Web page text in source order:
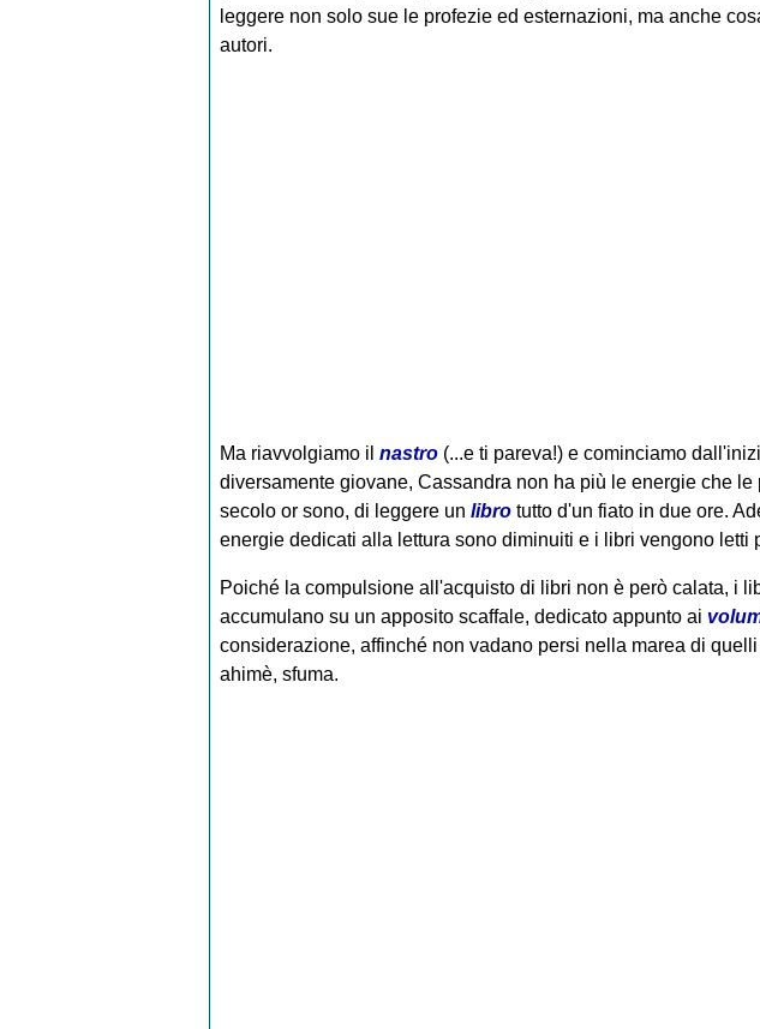
leggere non solo sue le profezie ed esternazioni, ma anche
autori.
Ma riavvolgiamo il nastro(...e ti pareva!) e cominciamo
diversamente giovane, Cassandra non ha più le energie che le
secolo or sono, di leggere un librotutto d'un fiato in due ore.
energie dedicati alla lettura sono diminuiti e i libri vengono letti
Poiché la compulsione all'acquisto di libri non è però calata, i
accumulano su un apposito scaffale, dedicato appunto ai
considerazione, affinché non vadano persi nella marea di
ahimè, sfuma.